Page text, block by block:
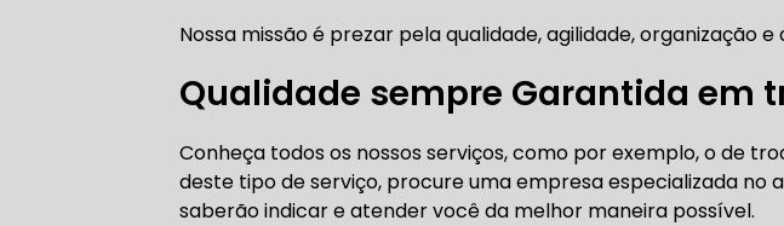
CORREIA DENTADA CARRO
Nossa missão é prezar pela qualidade, agilidade, organização
Qualidade sempre Garantida em
Conheça todos os nossos serviços, como por exemplo, o de
deste tipo de serviço, procure uma empresa especializada no
saberão indicar e atender você da melhor maneira possível.